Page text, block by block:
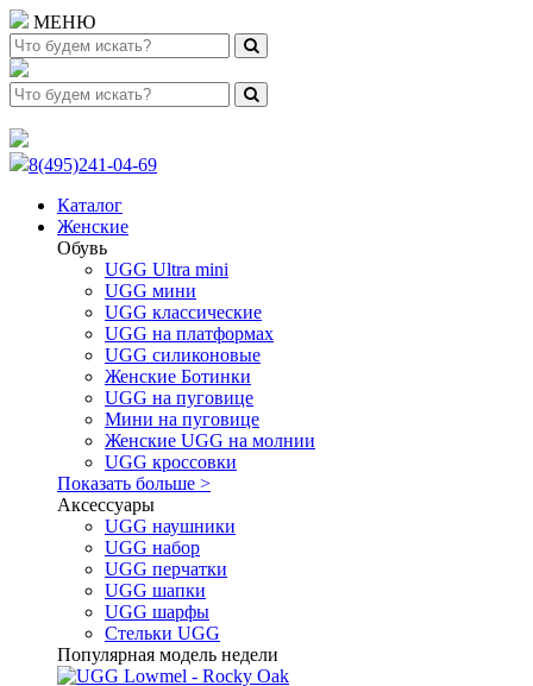
МЕНЮ
8(495)241-04-69
Каталог
Женские
Обувь
UGG Ultra mini
UGG мини
UGG классические
UGG на платформах
UGG силиконовые
Женские Ботинки
UGG на пуговице
Мини на пуговице
Женские UGG на молнии
UGG кроссовки
Показать больше >
Аксессуары
UGG наушники
UGG набор
UGG перчатки
UGG шапки
UGG шарфы
Стельки UGG
Популярная модель недели